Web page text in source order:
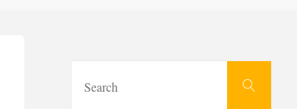
Search